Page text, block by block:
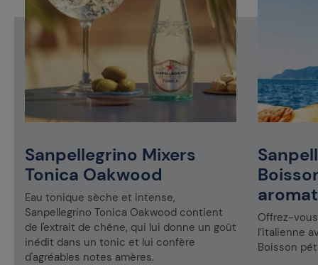
Sanpellegrino Mixers
Tonica Oakwood
Eau tonique sèche et intense,
Sanpellegrino Tonica Oakwood contient
de l'extrait de chêne, qui lui donne un goût
inédit dans un tonic et lui confère
d'agréables notes amères.
Offrez-
l’italienne
Boisson